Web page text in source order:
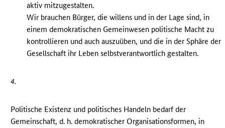
aktiv mitzugestalten.
Wir brauchen Bürger, die willens und in der Lage sind, in
einem demokratischen Gemeinwesen politische Macht zu
kontrollieren und auch auszuüben, und die in der Sphäre der
Gesellschaft ihr Leben selbstverantwortlich gestalten.
4.
Politische Existenz und politisches Handeln bedarf der
Gemeinschaft, d. h. demokratischer Organisationsformen, in